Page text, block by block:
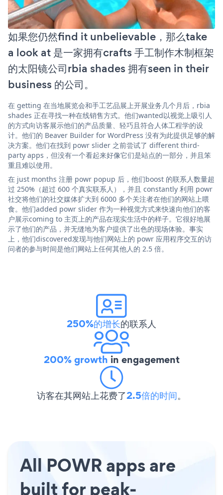
如果您仍然find it unbelievable，那么take
a look at 是一家拥有crafts 手工制作木制框架
的太阳镜公司rbia shades 拥有seen in their
business 的公司。
在 getting 在当地展览会和手工艺品展上开展业务几个月后，rbia
shades 正在寻找一种在线销售方式。他们wanted以视觉上吸引人
的方式向访客展示他们的产品质量、轻巧且符合人体工程学的设
计。他们的 Beaver Builder for WordPress 没有为此提供足够的解
决方案。他们在找到 powr slider 之前尝试了 different third-
party apps，但没有一个看起来好像它们是站点的一部分，并且笨
重且难以使用。
在 just months 注册 powr popup 后，他们boost 的联系人数量超
过 250%（超过 600 个真实联系人），并且 constantly 利用 powr
社交将他们的社交媒体扩大到 6000 多个关注者在他们的网站上喂
食。他们added powr slider 作为一种视觉方式来快速向他们的客
户展示coming to 主页上的产品在现实生活中的样子。它很好地展
示了他们的产品，并无缝地为客户提供了出色的现场体验。事实
上，他们discovered发现与他们网站上的 powr 应用程序交互的访
问者的参与时间是他们网站上任何其他人的 2.5 倍。
250%的增长的联系人
200% growth in engagement
访客在其网站上花费了2.5倍的时间。
All POWR apps are
built for peak-